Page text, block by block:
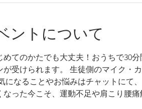
ントについて
めてのかたでも大丈夫！おうちで30
が受けられます。 生徒側のマイク・
になることやお悩みはチャットにて
なった今こそ、運動不足や肩こり腰